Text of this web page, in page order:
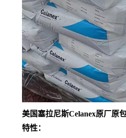
美国塞拉尼斯Celanex原厂原
特性：